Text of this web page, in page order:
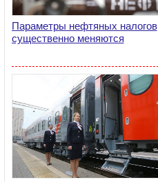
Параметры нефтяных налогов
существенно меняются